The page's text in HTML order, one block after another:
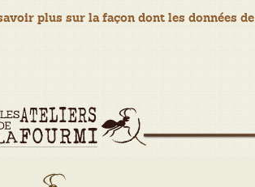
plus sur la façon dont les données de